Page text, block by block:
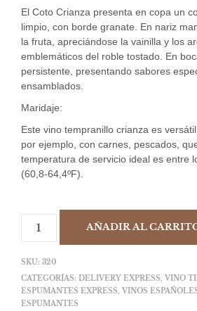
precio
original
era:
S/79.90.
es:
S/
El Coto Crianza presenta en copa un
limpio, con borde granate. En nariz
la fruta, apreciándose la vainilla y los
emblemáticos del roble tostado. En
persistente, presentando sabores
ensamblados.
Maridaje:
Este vino tempranillo crianza es
por ejemplo, con carnes, pescados,
temperatura de servicio ideal es entre
(60,8-64,4ºF).
AÑADIR AL
SKU: 320
CATEGORÍAS: DELIVERY EXPRESS, VINO
ESPUMANTES EXPRESS, VINOS
ESPUMANTES